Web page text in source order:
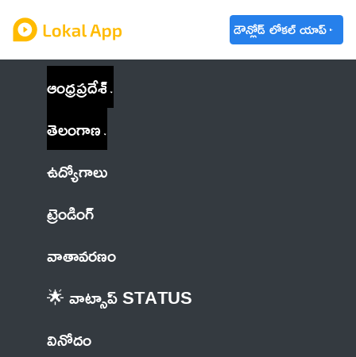
డౌన్లోడ్ లోకల్ యాప్
ఆంధ్రప్రదేశ్
తెలంగాణ
ఉద్యోగాలు
ట్రెండింగ్
వాతావరణం
🌟 వాట్సాప్ STATUS
వినోదం